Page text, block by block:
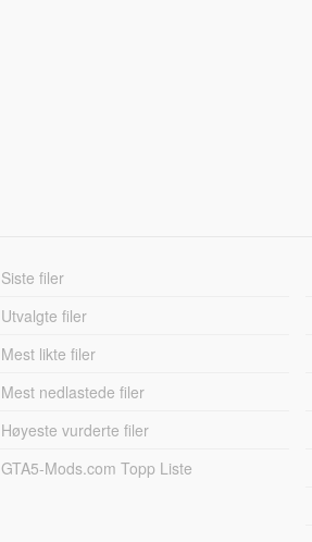
Siste filer
Utvalgte filer
Mest likte filer
Mest nedlastede filer
Høyeste vurderte filer
GTA5-Mods.com Topp Liste